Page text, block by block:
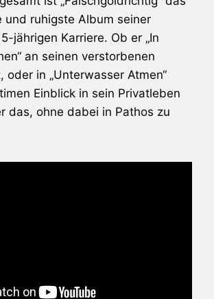
und ruhigste Album seiner
jährigen Karriere. Ob er „In
an seinen verstorbenen
oder in „Unterwasser Atmen“
Einblick in sein Privatleben
das, ohne dabei in Pathos zu